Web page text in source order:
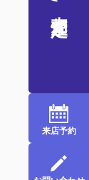
来店予約